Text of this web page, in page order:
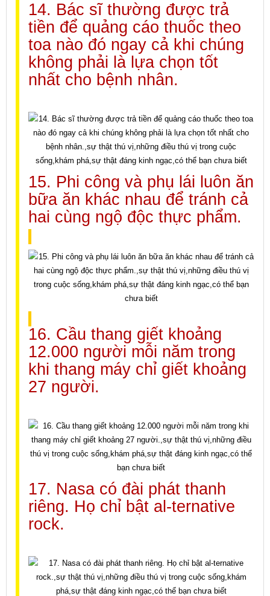
14. Bác sĩ thường được trả
tiền để quảng cáo thuốc theo
toa nào đó ngay cả khi chúng
không phải là lựa chọn tốt
nhất cho bệnh nhân.
15. Phi công và phụ lái luôn ăn
bữa ăn khác nhau để tránh cả
hai cùng ngộ độc thực phẩm.
16. Cầu thang giết khoảng
12.000 người mỗi năm trong
khi thang máy chỉ giết khoảng
27 người.
17. Nasa có đài phát thanh
riêng. Họ chỉ bật al-ternative
rock.